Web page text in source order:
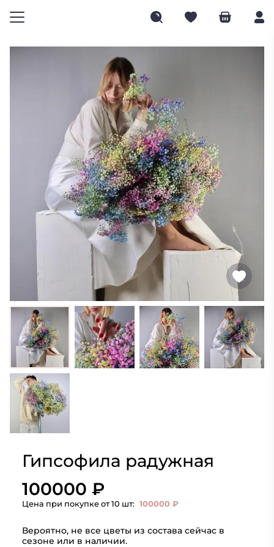
Гипсофила радужная
100000 ₽
Цена при покупке от 10 шт: 100000 ₽
Вероятно, не все цветы из состава сейчас в
сезоне или в наличии.